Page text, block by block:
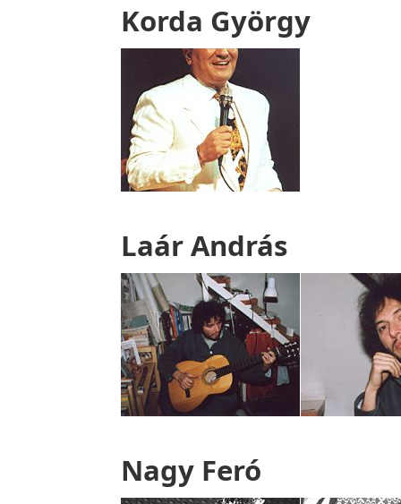
Korda György
Laár András
Nagy Feró